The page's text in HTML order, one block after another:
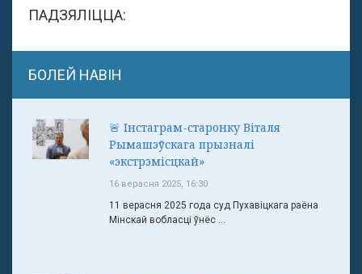
ПАДЗЯЛІЦЦА:
БОЛЕЙ НАВІН
🚨 Інстаграм-старонку Віталя
Рымашэўскага прызналі
«экстрэмісцкай»
16 верасня 2025, 16:30
11 верасня 2025 года суд Пухавіцкага раёна
Мінскай вобласці ўнёс ...